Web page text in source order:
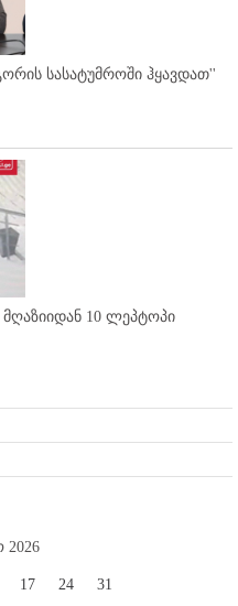
სასატუმროში ჰყავდათ''
10 ლეპტოპი
2026
17 24 31